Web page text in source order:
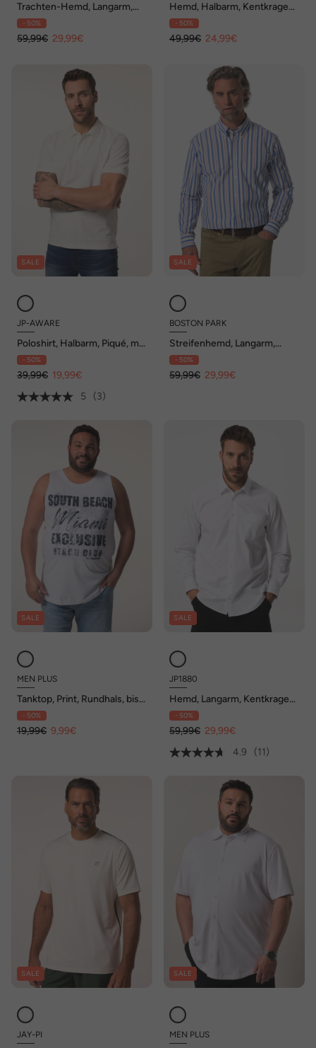
Trachten-Hemd, Langarm,
Jersey, Kentkragen, Modern
Fit, bis 8 XL
- 50%
59,99€ 29,99€
Hemd, Halbarm, Kentkragen,
Print, Comfort Fit, bis 8 XL
- 50%
49,99€ 24,99€
SALE
JP-AWARE
Poloshirt, Halbarm, Piqué, mit
OCS-zertifizierter
Biobaumwolle
- 50%
39,99€ 19,99€
5
(3)
SALE
BOSTON PARK
Streifenhemd, Langarm,
Buttondown-Kragen,
Comfort Fit, bis 8 XL
- 50%
59,99€ 29,99€
SALE
MEN PLUS
Tanktop, Print, Rundhals, bis
8 XL
- 50%
19,99€ 9,99€
SALE
JP1880
Hemd, Langarm, Kentkragen,
Modern Fit, bis 8 XL, Tall
- 50%
59,99€ 29,99€
4.9
(11)
SALE
JAY-PI
SALE
MEN PLUS